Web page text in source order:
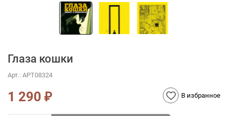
Глаза кошки
Арт.: АРТ08324
1 290 ₽ В избранное